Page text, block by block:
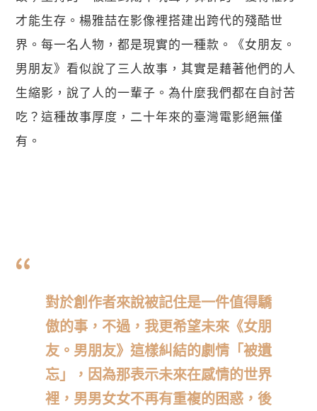
才能生存。楊雅喆在影像裡搭建出跨代的殘酷世
界。每一名人物，都是現實的一種款。《女朋友。
男朋友》看似說了三人故事，其實是藉著他們的人
生縮影，說了人的一輩子。為什麼我們都在自討苦
吃？這種故事厚度，二十年來的臺灣電影絕無僅
有。
對於創作者來說被記住是一件值得驕
傲的事，不過，我更希望未來《女朋
友。男朋友》這樣糾結的劇情「被遺
忘」，因為那表示未來在感情的世界
裡，男男女女不再有重複的困惑，後